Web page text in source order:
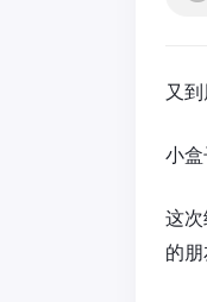
又
小
这
的